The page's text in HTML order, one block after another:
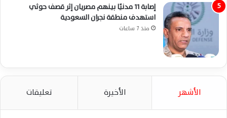
إصابة 11 مدنيًا بينهم مصريان إثر قصف حوثي
استهدف منطقة نجران السعودية
منذ 7 ساعات
الأشهر الأخيرة تعليقات